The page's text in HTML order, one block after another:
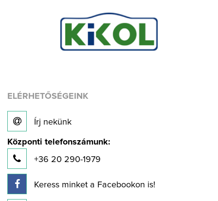
ELÉRHETŐSÉGEINK
Írj nekünk
Központi telefonszámunk:
+36 20 290-1979
Keress minket a Facebookon is!